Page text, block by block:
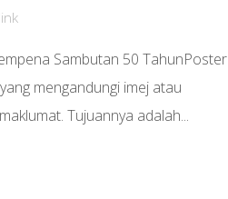
Sambutan 50 TahunPoster
mengandungi imej atau
Tujuannya adalah...